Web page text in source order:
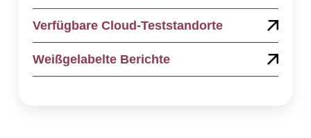
Verfügbare Cloud-Teststandorte
Weißgelabelte Berichte